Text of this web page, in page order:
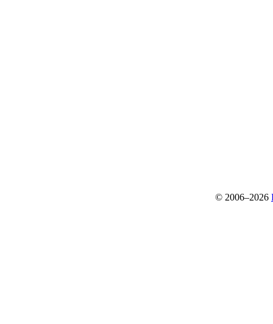
© 2006–2026